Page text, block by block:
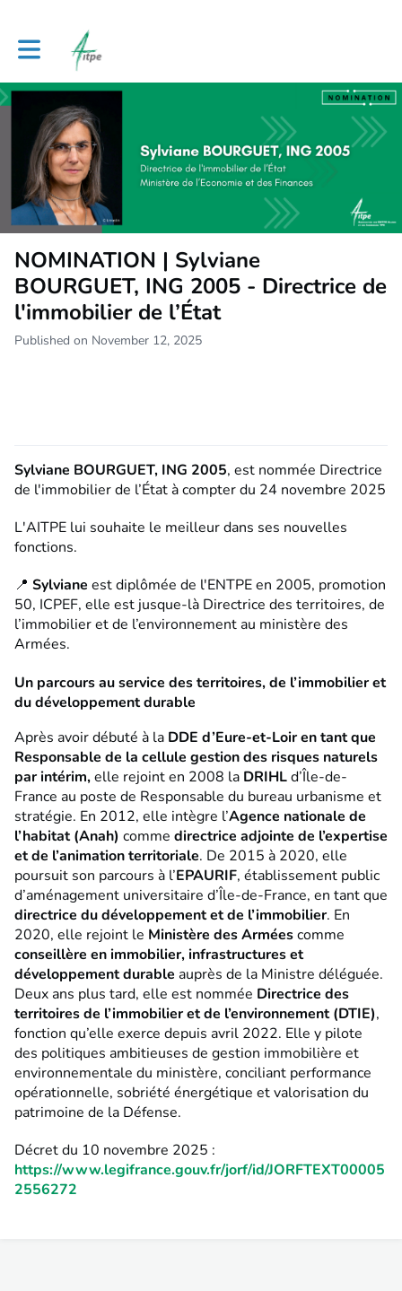
Toggle main navigation
NOMINATION | Sylviane
BOURGUET, ING 2005 - Directrice de
l'immobilier de l’État
Published on November 12, 2025
Sylviane BOURGUET, ING 2005, est nommée Directrice
de l'immobilier de l’État à compter du 24 novembre 2025
L'AITPE lui souhaite le meilleur dans ses nouvelles
fonctions.
📍 Sylviane est diplômée de l'ENTPE en 2005, promotion
50, ICPEF, elle est jusque-là Directrice des territoires, de
l’immobilier et de l’environnement au ministère des
Armées.
Un parcours au service des territoires, de l’immobilier et
du développement durable
Après avoir débuté à la DDE d’Eure-et-Loir en tant que
Responsable de la cellule gestion des risques naturels
par intérim,elle rejoint en 2008 la DRIHLd’Île-de-
France au poste de Responsable du bureau urbanisme et
stratégie. En 2012, elle intègre l’Agence nationale de
l’habitat (Anah) comme directrice adjointe de l’expertise
et de l’animation territoriale. De 2015 à 2020, elle
poursuit son parcours à l’EPAURIF, établissement public
d’aménagement universitaire d’Île-de-France, en tant que
directrice du développement et de l’immobilier. En
2020, elle rejoint le Ministère des Arméescomme
conseillère en immobilier, infrastructures et
développement durable auprès de la Ministre déléguée.
Deux ans plus tard, elle est nommée Directrice des
territoires de l’immobilier et de l’environnement (DTIE),
fonction qu’elle exerce depuis avril 2022. Elle y pilote
des politiques ambitieuses de gestion immobilière et
environnementale du ministère, conciliant performance
opérationnelle, sobriété énergétique et valorisation du
patrimoine de la Défense.
Décret du 10 novembre 2025 :
https://www.legifrance.gouv.fr/jorf/id/JORFTEXT00005
2556272